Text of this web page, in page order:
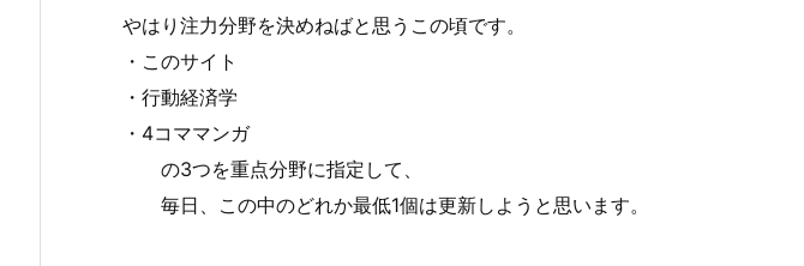
やはり注力分野を決めねばと思うこの頃です。
・このサイト
・行動経済学
・4コママンガ
の3つを重点分野に指定して、
毎日、この中のどれか最低1個は更新しようと思います。